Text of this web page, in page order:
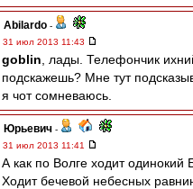
Abilardo -
31 июл 2013 11:43
goblin , лады. Телефончик
подскажешь? Мне тут
я чот сомневаюсь.
Юрьевич -
31 июл 2013 11:41
А как по Волге ходит одинокий
Ходит бечевой небесных